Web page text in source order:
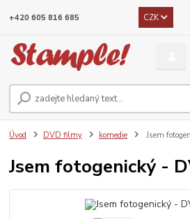
CZK
+420 605 816 685
Úvod DVD filmy komedie Jsem
Jsem fotogenický -